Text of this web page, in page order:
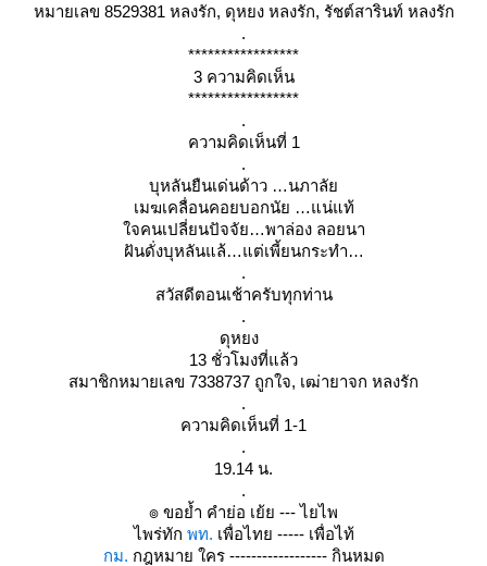
หมายเลข 8529381 หลงรัก, ดุหยง หลงรัก, รัชต์สารินท์ หลงรัก
.
*****************
3 ความคิดเห็น
*****************
.
ความคิดเห็นที่ 1
.
บุหลันยืนเด่นด้าว …นภาลั
เมฆเคลื่อนคอยบอกนัย …แน่แท้
จคนเปลี่ยนปัจจัย…พาล่อง ลอยนา
ฝันดั่งบุหลันแล้…แต่เพี้ยนกระทำ
.
สวัสดีตอนเช้าครับทุกท่าน
.
ดุหยง
13 ชั่วโมงที่แล้ว
สมาชิกหมายเลข 7338737 ถูกใจ, เฒ่ายาจก หลงรัก
.
ความคิดเห็นที่ 1-1
.
19.14 น.
.
๏ ขอย้ำ คำย่อ เย้ย --- ไยไพ
ไพร่ทัก พท. เพื่อไทย ----- เพื่อไท้
กม. กฎหมาย ใคร ------------------ กินหมด